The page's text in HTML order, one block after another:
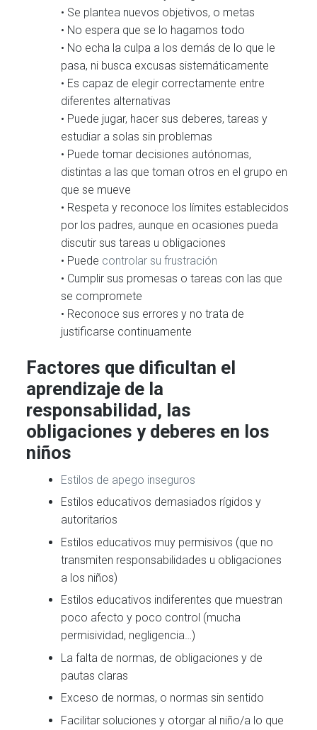
• Se plantea nuevos objetivos, o metas
• No espera que se lo hagamos todo
• No echa la culpa a los demás de lo que le
pasa, ni busca excusas sistemáticamente
• Es capaz de elegir correctamente entre
diferentes alternativas
• Puede jugar, hacer sus deberes, tareas y
estudiar a solas sin problemas
• Puede tomar decisiones autónomas,
distintas a las que toman otros en el grupo en
que se mueve
• Respeta y reconoce los límites establecidos
por los padres, aunque en ocasiones pueda
discutir sus tareas u obligaciones
• Puede controlar su frustración
• Cumplir sus promesas o tareas con las que
se compromete
• Reconoce sus errores y no trata de
justificarse continuamente
Factores que dificultan el
aprendizaje de la
responsabilidad, las
obligaciones y deberes en los
niños
Estilos de apego inseguros
Estilos educativos demasiados rígidos y
autoritarios
Estilos educativos muy permisivos (que no
transmiten responsabilidades u obligaciones
a los niños)
Estilos educativos indiferentes que muestran
poco afecto y poco control (mucha
permisividad, negligencia…)
La falta de normas, de obligaciones y de
pautas claras
Exceso de normas, o normas sin sentido
Facilitar soluciones y otorgar al niño/a lo que